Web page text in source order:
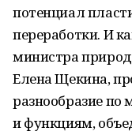
потенциал
переработки. И
министра
Елена Щекина,
разнообразие по
и функциям,